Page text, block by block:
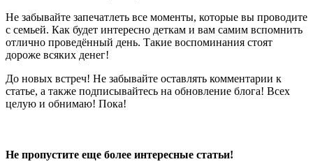
Не забывайте запечатлеть все моменты, которые вы проводите
с семьей. Как будет интересно деткам и вам самим вспомнить
отлично проведённый день. Такие воспоминания стоят
дороже всяких денег!
До новых встреч! Не забывайте оставлять комментарии к
статье, а также подписывайтесь на обновление блога! Всех
целую и обнимаю! Пока!
Не пропустите еще более интересные статьи!